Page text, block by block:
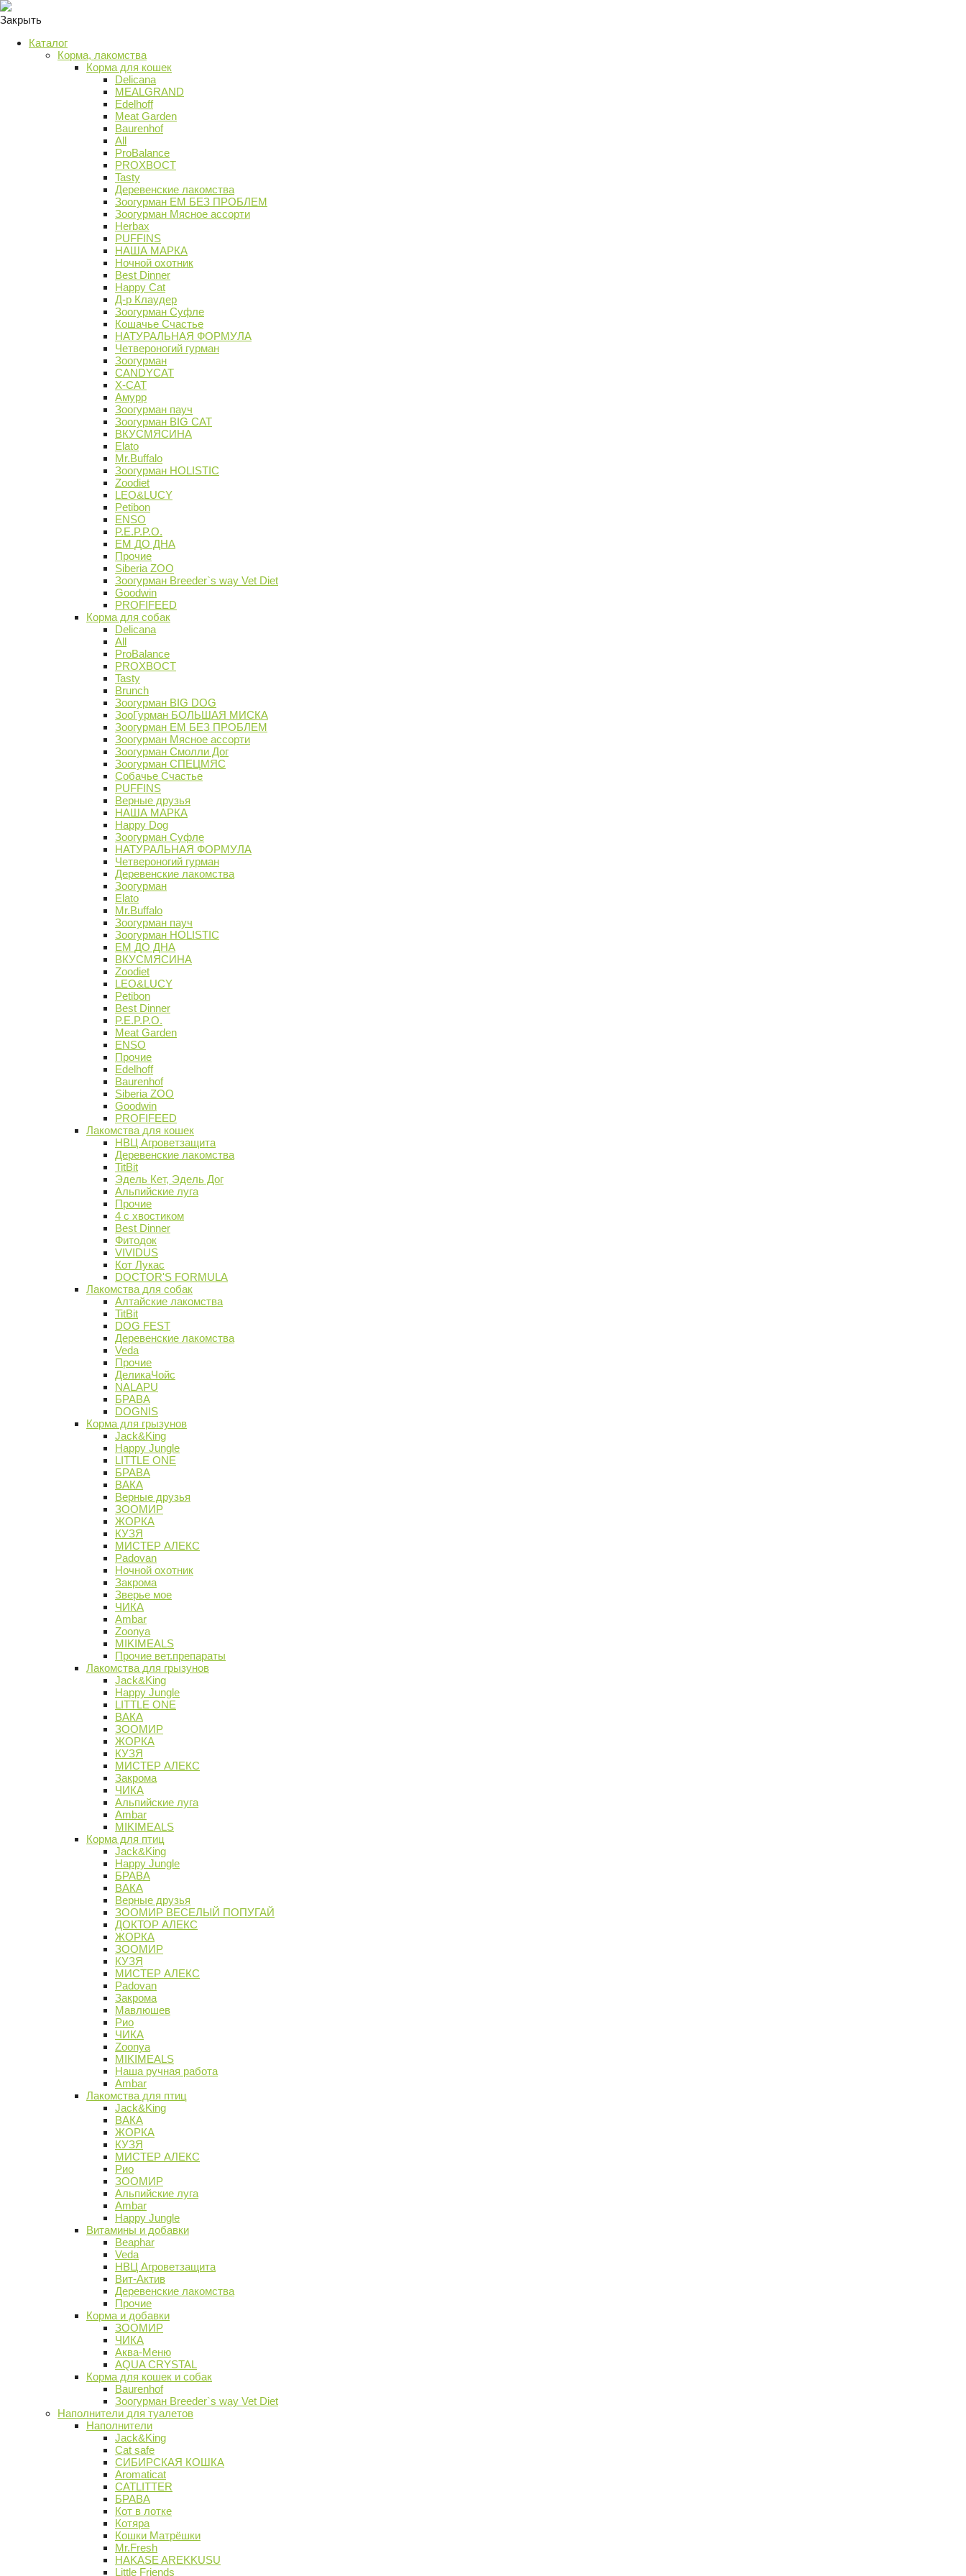
Закрыть
Каталог
Корма, лакомства
Корма для кошек
Delicana
MEALGRAND
Edelhoff
Meat Garden
Baurenhof
All
ProBalance
PROХВОСТ
Tasty
Деревенские лакомства
Зоогурман ЕМ БЕЗ ПРОБЛЕМ
Зоогурман Мясное ассорти
Herbax
PUFFINS
НАША МАРКА
Ночной охотник
Best Dinner
Happy Cat
Д-р Клаудер
Зоогурман Суфле
Кошачье Счастье
НАТУРАЛЬНАЯ ФОРМУЛА
Четвероногий гурман
Зоогурман
CANDYCAT
X-CAT
Амурр
Зоогурман пауч
Зоогурман BIG CAT
ВКУСМЯСИНА
Elato
Mr.Buffalo
Зоогурман HOLISTIC
Zoodiet
LEO&LUCY
Petibon
ENSO
P.E.P.P.O.
ЕМ ДО ДНА
Прочие
Siberia ZOO
Зоогурман Breeder`s way Vet Diet
Goodwin
PROFIFEED
Корма для собак
Delicana
All
ProBalance
PROХВОСТ
Tasty
Brunch
Зоогурман BIG DOG
ЗооГурман БОЛЬШАЯ МИСКА
Зоогурман ЕМ БЕЗ ПРОБЛЕМ
Зоогурман Мясное ассорти
Зоогурман Смолли Дог
Зоогурман СПЕЦМЯС
Собачье Счастье
PUFFINS
Верные друзья
НАША МАРКА
Happy Dog
Зоогурман Суфле
НАТУРАЛЬНАЯ ФОРМУЛА
Четвероногий гурман
Деревенские лакомства
Зоогурман
Elato
Mr.Buffalo
Зоогурман пауч
Зоогурман HOLISTIC
ЕМ ДО ДНА
ВКУСМЯСИНА
Zoodiet
LEO&LUCY
Petibon
Best Dinner
P.E.P.P.O.
Meat Garden
ENSO
Прочие
Edelhoff
Baurenhof
Siberia ZOO
Goodwin
PROFIFEED
Лакомства для кошек
НВЦ Агроветзащита
Деревенские лакомства
TitBit
Эдель Кет, Эдель Дог
Альпийские луга
Прочие
4 с хвостиком
Best Dinner
Фитодок
VIVIDUS
Кот Лукас
DOCTOR'S FORMULA
Лакомства для собак
Алтайские лакомства
TitBit
DOG FEST
Деревенские лакомства
Veda
Прочие
ДеликаЧойс
NALAPU
БРАВА
DOGNIS
Корма для грызунов
Jack&King
Happy Jungle
LITTLE ONE
БРАВА
ВАКА
Верные друзья
ЗООМИР
ЖОРКА
КУЗЯ
МИСТЕР АЛЕКС
Padovan
Ночной охотник
Закрома
Зверье мое
ЧИКА
Ambar
Zoonya
MIKIMEALS
Прочие вет.препараты
Лакомства для грызунов
Jack&King
Happy Jungle
LITTLE ONE
ВАКА
ЗООМИР
ЖОРКА
КУЗЯ
МИСТЕР АЛЕКС
Закрома
ЧИКА
Альпийские луга
Ambar
MIKIMEALS
Корма для птиц
Jack&King
Happy Jungle
БРАВА
ВАКА
Верные друзья
ЗООМИР ВЕСЕЛЫЙ ПОПУГАЙ
ДОКТОР АЛЕКС
ЖОРКА
ЗООМИР
КУЗЯ
МИСТЕР АЛЕКС
Padovan
Закрома
Мавлюшев
Рио
ЧИКА
Zoonya
MIKIMEALS
Наша ручная работа
Ambar
Лакомства для птиц
Jack&King
ВАКА
ЖОРКА
КУЗЯ
МИСТЕР АЛЕКС
Рио
ЗООМИР
Альпийские луга
Ambar
Happy Jungle
Витамины и добавки
Beaphar
Veda
НВЦ Агроветзащита
Вит-Актив
Деревенские лакомства
Прочие
Корма и добавки
ЗООМИР
ЧИКА
Аква-Меню
AQUA CRYSTAL
Корма для кошек и собак
Baurenhof
Зоогурман Breeder`s way Vet Diet
Наполнители для туалетов
Наполнители
Jack&King
Cat safe
СИБИРСКАЯ КОШКА
Aromaticat
CATLITTER
БРАВА
Кот в лотке
Котяра
Кошки Матрёшки
Mr.Fresh
HAKASE AREKKUSU
Little Friends